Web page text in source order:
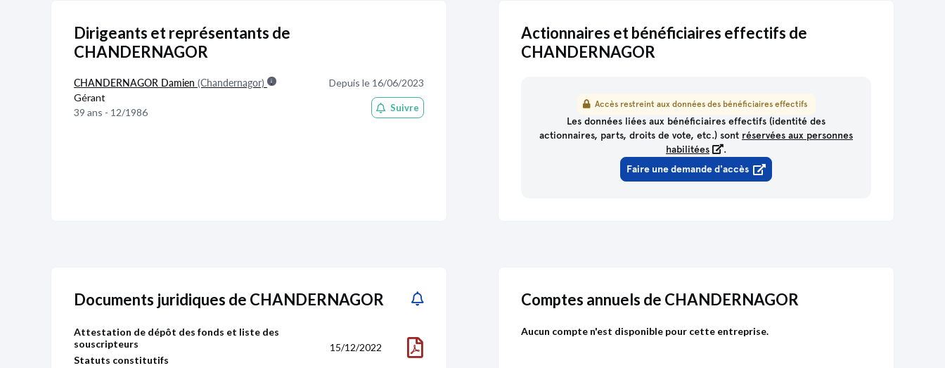
Publicité de Pappers
Dirigeants et représentants de
CHANDERNAGOR
CHANDERNAGOR Damien (Chandernagor)
Gérant
39 ans - 12/1986
Depuis le 16/06/2023
Suivre
Actionnaires et bénéficiaires effectifs de
CHANDERNAGOR
Accès restreint aux données des bénéficiaires effectifs
Les données liées aux bénéficiaires effectifs (identité des
actionnaires, parts, droits de vote, etc.) sont réservées aux personnes
habilitées
.
Faire une demande d'accès
Documents juridiques de CHANDERNAGOR
Attestation de dépôt des fonds et liste des
souscripteurs
Statuts constitutifs
15/12/2022
Comptes annuels de CHANDERNAGOR
Aucun compte n'est disponible pour cette entreprise.